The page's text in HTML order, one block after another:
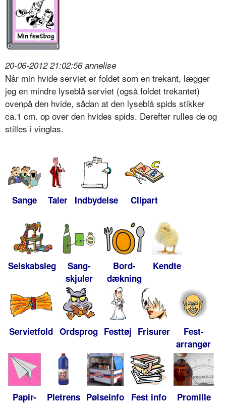
20-06-2012 21:02:56 annelise
Når min hvide serviet er foldet som en trekant, lægger
jeg en mindre lyseblå serviet (også foldet trekantet)
ovenpå den hvide, sådan at den lyseblå spids stikker
ca.1 cm. op over den hvides spids. Derefter rulles de og
stilles i vinglas.
Sange Taler Indbydelse Clipart
Selskabsleg
Sang-
skjuler
Bord-
dækning
Kendte
Servietfold Ordsprog Festtøj Frisurer
Fest-
arrangør
Papir-
Pletrens Pølseinfo Fest info
Promille